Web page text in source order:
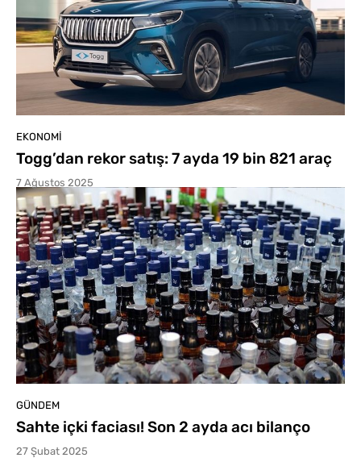
EKONOMI
Togg’dan rekor satış: 7 ayda 19 bin 821 araç
7 Ağustos 2025
GÜNDEM
Sahte içki faciası! Son 2 ayda acı bilanço
27 Şubat 2025